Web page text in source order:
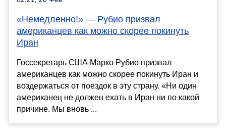
«Немедленно!» — Рубио призвал
американцев как можно скорее покинуть
Иран
Госсекретарь США Марко Рубио призвал
американцев как можно скорее покинуть Иран и
воздержаться от поездок в эту страну. «Ни один
американец не должен ехать в Иран ни по какой
причине. Мы вновь ...